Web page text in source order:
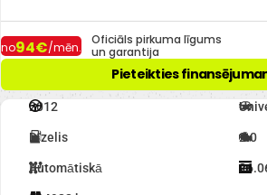
no94€/mēn.
Oficiāls pirkuma līgums
un garantija
Pieteikties
2012
Dīzelis 2.0
Automātiskā